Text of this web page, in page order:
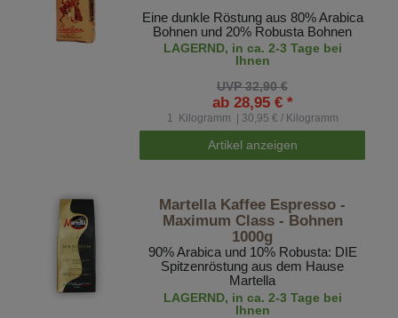
Eine dunkle Röstung aus 80% Arabica
Bohnen und 20% Robusta Bohnen
LAGERND, in ca. 2-3 Tage bei
Ihnen
UVP 32,90 €
ab 28,95 € *
1 Kilogramm | 30,95 € / Kilogramm
Artikel anzeigen
Martella Kaffee Espresso -
Maximum Class - Bohnen
1000g
90% Arabica und 10% Robusta: DIE
Spitzenröstung aus dem Hause
Martella
LAGERND, in ca. 2-3 Tage bei
Ihnen